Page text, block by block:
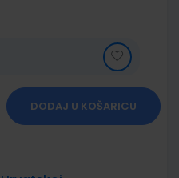
DODAJ U KOŠARICU